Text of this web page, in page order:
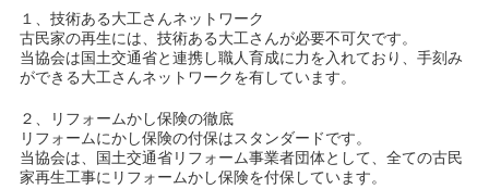
１、技術ある大工さんネットワーク
古民家の再生には、技術ある大工さんが必要不可欠です。
当協会は国土交通省と連携し職人育成に力を入れており、手刻み
ができる大工さんネットワークを有しています。
２、リフォームかし保険の徹底
リフォームにかし保険の付保はスタンダードです。
当協会は、国土交通省リフォーム事業者団体として、全ての古民
家再生工事にリフォームかし保険を付保しています。